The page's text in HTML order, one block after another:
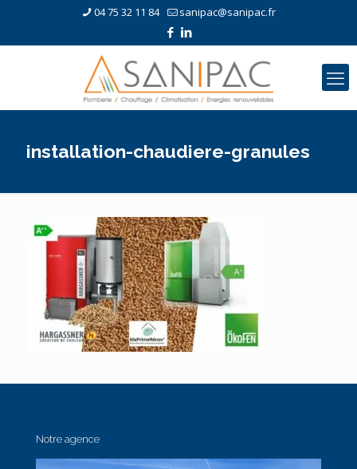
04 75 32 11 84 sanipac@sanipac.fr
installation-chaudiere-granules
Notre agence